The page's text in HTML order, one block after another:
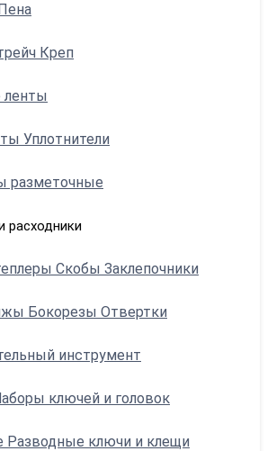
Креп
ленты
Уплотнители
разметочные
расходники
Скобы Заклепочники
Бокорезы Отвертки
инструмент
ключей и головок
Разводные ключи и клещи